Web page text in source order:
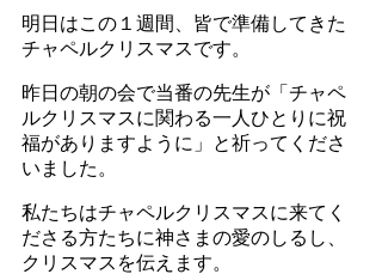
明日はこの１週間、皆で準備してきた
チャペルクリスマスです。
昨日の朝の会で当番の先生が「チャペ
ルクリスマスに関わる一人ひとりに祝
福がありますように」と祈ってくださ
いました。
私たちはチャペルクリスマスに来てく
ださる方たちに神さまの愛のしるし、
クリスマスを伝えます。